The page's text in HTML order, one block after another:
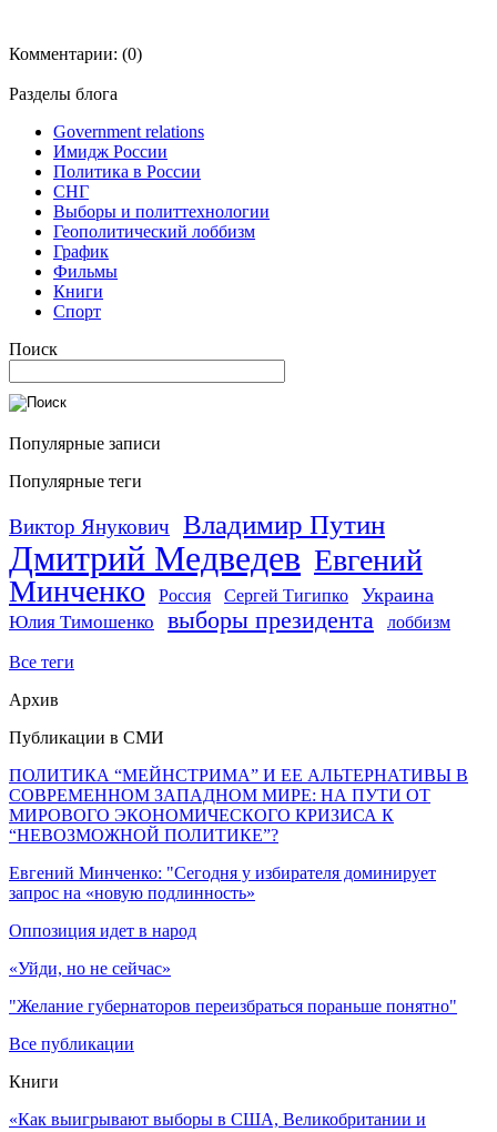
Комментарии: (0)
Разделы блога
Government relations
Имидж России
Политика в России
СНГ
Выборы и политтехнологии
Геополитический лоббизм
График
Фильмы
Книги
Спорт
Поиск
Популярные записи
Популярные теги
Виктор Янукович Владимир Путин
Дмитрий Медведев Евгений
Минченко
Россия Сергей Тигипко Украина
Юлия Тимошенко выборы президента лоббизм
Все теги
Архив
Публикации в СМИ
ПОЛИТИКА “МЕЙНСТРИМА” И ЕЕ АЛЬТЕРНАТИВЫ В
СОВРЕМЕННОМ ЗАПАДНОМ МИРЕ: НА ПУТИ ОТ
МИРОВОГО ЭКОНОМИЧЕСКОГО КРИЗИСА К
“НЕВОЗМОЖНОЙ ПОЛИТИКЕ”?
Евгений Минченко: "Сегодня у избирателя доминирует
запрос на «новую подлинность»
Оппозиция идет в народ
«Уйди, но не сейчас»
"Желание губернаторов переизбраться пораньше понятно"
Все публикации
Книги
«Как выигрывают выборы в США, Великобритании и